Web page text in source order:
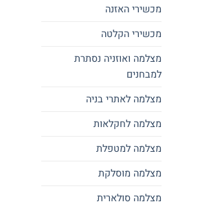
מכשירי האזנה
מכשירי הקלטה
מצלמה ואוזניה נסתרת
למבחנים
מצלמה לאתרי בניה
מצלמה לחקלאות
מצלמה למטפלת
מצלמה מוסלקת
מצלמה סולארית